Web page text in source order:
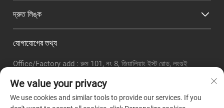
দ্রুত লিঙ্ক
যোগাযোগের তথ্য
Office/Factory add : রুম 101, নং 8, জিয়ালিয়াং ইস্ট রোড, লংগুই
ইমেইল: [email protected]
টেলিফোনঃ+86-18320351294
We value your privacy
We use cookies and similar tools to provide our services. If you